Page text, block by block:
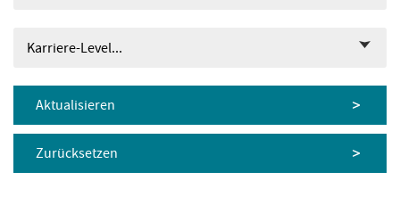
Karriere-Level...
Aktualisieren
Zurücksetzen